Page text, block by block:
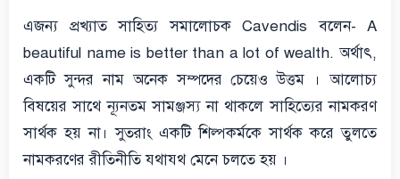
এজন্য প্রখ্যাত সাহিত্য সমালোচক Cavendis বলেন- A
beautiful name is better than a lot of wealth. অর্থাৎ,
একটি সুন্দর নাম অনেক সম্পদের চেয়েও উত্তম । আলোচ্য
বিষয়ের সাথে ন্যূনতম সামঞ্জস্য না থাকলে সাহিত্যের নামকরণ
সার্থক হয় না। সুতরাং একটি শিল্পকর্মকে সার্থক করে তুলতে
নামকরণের রীতিনীতি যথাযথ মেনে চলতে হয় ।